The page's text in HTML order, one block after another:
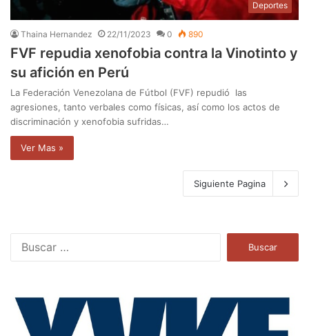
Deportes
Thaina Hernandez 22/11/2023 0 890
FVF repudia xenofobia contra la Vinotinto y
su afición en Perú
La Federación Venezolana de Fútbol (FVF) repudió las
agresiones, tanto verbales como físicas, así como los actos de
discriminación y xenofobia sufridas…
Ver Mas »
Siguiente Pagina
a